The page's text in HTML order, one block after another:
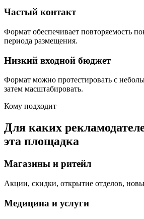
Частый контакт
Формат обеспечивает повторяемость
периода размещения.
Низкий входной бюджет
Формат можно протестировать с
затем масштабировать.
Кому подходит
Для каких
эта площадка
Магазины и ритейл
Акции, скидки, открытие отделов,
Медицина и услуги